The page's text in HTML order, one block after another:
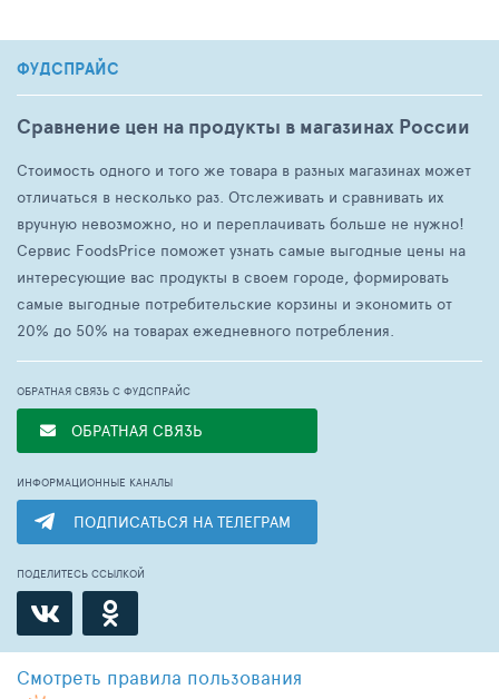
ФУДСПРАЙС
Сравнение цен на продукты в магазинах России
Стоимость одного и того же товара в разных магазинах может
отличаться в несколько раз. Отслеживать и сравнивать их
вручную невозможно, но и переплачивать больше не нужно!
Сервис FoodsPrice поможет узнать самые выгодные цены на
интересующие вас продукты в своем городе, формировать
самые выгодные потребительские корзины и экономить от
20% до 50% на товарах ежедневного потребления.
ОБРАТНАЯ СВЯЗЬ С ФУДСПРАЙС
ОБРАТНАЯ СВЯЗЬ
ИНФОРМАЦИОННЫЕ КАНАЛЫ
ПОДПИСАТЬСЯ НА ТЕЛЕГРАМ
ПОДЕЛИТЕСЬ ССЫЛКОЙ
Смотреть правила пользования